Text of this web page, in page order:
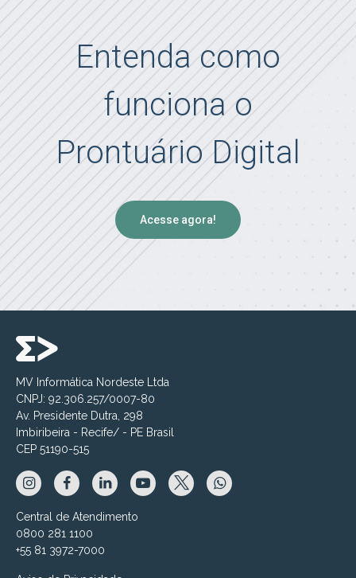
Entenda como
funciona o
Prontuário Digital
Acesse agora!
MV Informática Nordeste Ltda
CNPJ: 92.306.257/0007-80
Av. Presidente Dutra, 298
Imbiribeira - Recife/ - PE Brasil
CEP 51190-515
Central de Atendimento
0800 281 1100
+55 81 3972-7000